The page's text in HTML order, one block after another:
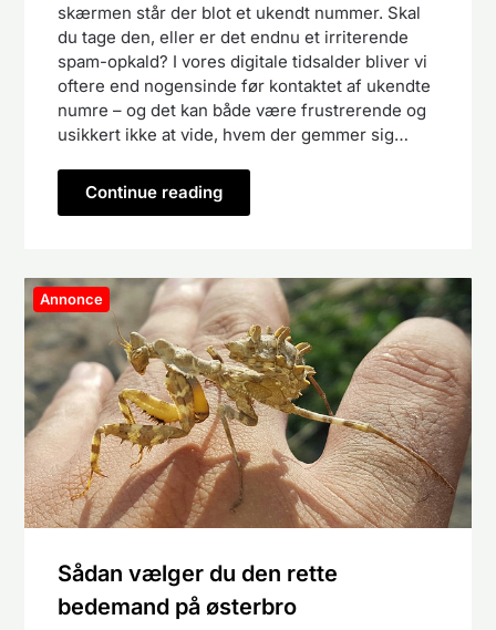
skærmen står der blot et ukendt nummer. Skal
du tage den, eller er det endnu et irriterende
spam-opkald? I vores digitale tidsalder bliver vi
oftere end nogensinde før kontaktet af ukendte
numre – og det kan både være frustrerende og
usikkert ikke at vide, hvem der gemmer sig…
Continue reading
Annonce
Sådan vælger du den rette
bedemand på østerbro